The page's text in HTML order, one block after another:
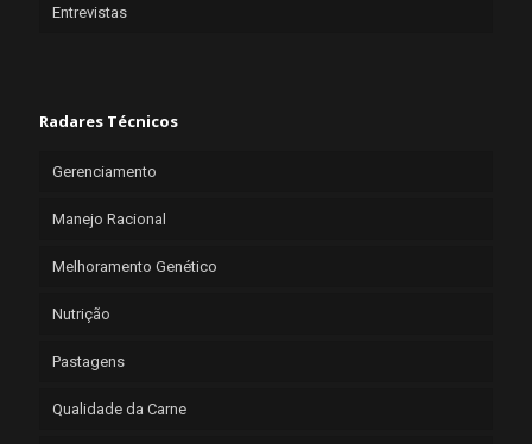
Entrevistas
Radares Técnicos
Gerenciamento
Manejo Racional
Melhoramento Genético
Nutrição
Pastagens
Qualidade da Carne